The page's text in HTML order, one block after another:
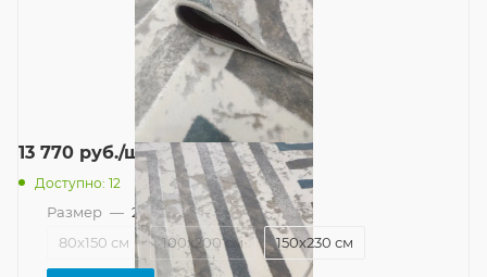
13 770 руб./шт
Доступно: 12
Размер — 200x300 см
80x150 см
100x200 см 150x230 см